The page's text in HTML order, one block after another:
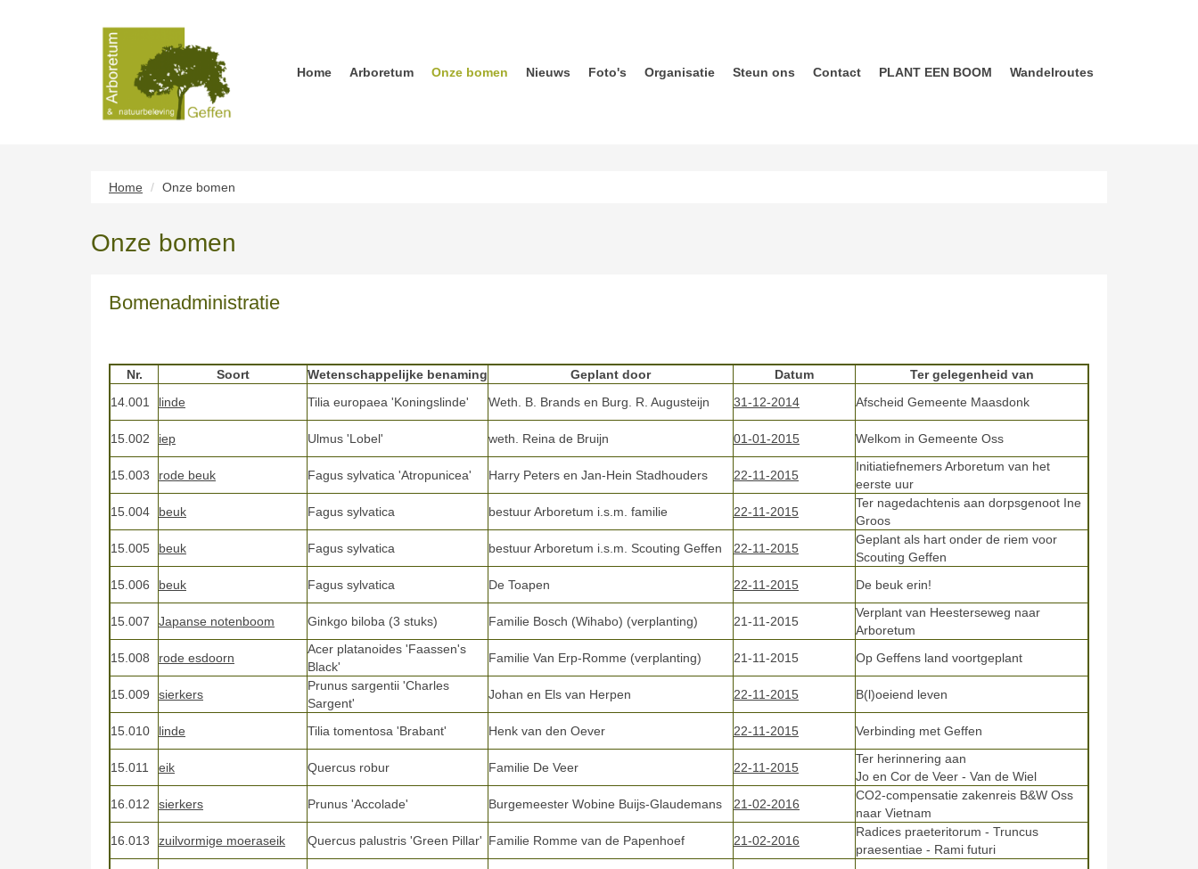
Home Arboretum Onze bomen Nieuws Foto's Organisatie Steun ons Contact PLANT EEN BOOM Wandelroutes
Home Onze bomen
Onze bomen
Bomenadministratie
Nr. Soort Wetenschappelijke benaming Geplant door Datum
Ter gelegenheid van
14.001
linde Tilia europaea 'Koningslinde' Weth. B. Brands en Burg. R. Augusteijn 31-12-2014 Afscheid Gemeente Maasdonk
15.002 iep Ulmus 'Lobel' weth. Reina de Bruijn 01-01-2015 Welkom in Gemeente Oss
15.003 rode beuk Fagus sylvatica 'Atropunicea' Harry Peters en Jan-Hein Stadhouders 22-11-2015
Initiatiefnemers Arboretum van het
eerste uur
15.004
beuk Fagus sylvatica bestuur Arboretum i.s.m. familie 22-11-2015
Ter nagedachtenis aan dorpsgenoot Ine
Groos
15.005
beuk Fagus sylvatica bestuur Arboretum i.s.m. Scouting Geffen 22-11-2015
Geplant als hart onder de riem voor
Scouting Geffen
15.006
beuk Fagus sylvatica De Toapen 22-11-2015 De beuk erin!
15.007 Japanse notenboom Ginkgo biloba (3 stuks) Familie Bosch (Wihabo) (verplanting) 21-11-2015
Verplant van Heesterseweg naar
Arboretum
15.008
rode esdoorn
Acer platanoides 'Faassen's
Black'
Familie Van Erp-Romme (verplanting) 21-11-2015 Op Geffens land voortgeplant
15.009 sierkers
Prunus sargentii 'Charles
Sargent'
Johan en Els van Herpen 22-11-2015 B(l)oeiend leven
15.010 linde Tilia tomentosa 'Brabant' Henk van den Oever 22-11-2015 Verbinding met Geffen
15.011 eik Quercus robur Familie De Veer 22-11-2015
Ter herinnering aan
Jo en Cor de Veer - Van de Wiel
16.012
sierkers Prunus 'Accolade' Burgemeester Wobine Buijs-Glaudemans 21-02-2016
CO2-compensatie zakenreis B&W Oss
naar Vietnam
16.013
zuilvormige moeraseik Quercus palustris 'Green Pillar' Familie Romme van de Papenhoef 21-02-2016
Radices praeteritorum - Truncus
praesentiae - Rami futuri